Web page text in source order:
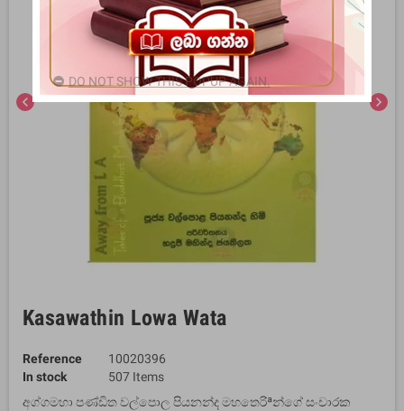
chevron_left chevron_right
Kasawathin Lowa Wata
Reference
10020396
In stock
507 Items
අග්ගමහා පණ්ඩිත වල්පොල පියනන්ද මහතෙරිªන්ගේ සංචාරක
DO NOT SHOW THIS POPUP AGAIN.